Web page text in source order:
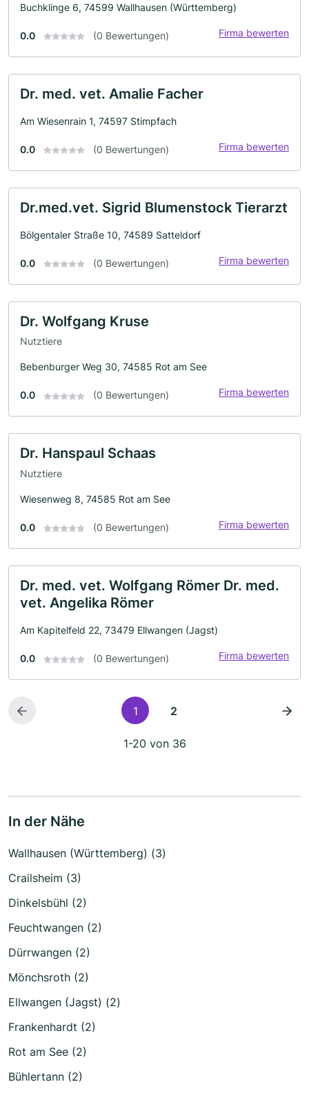
Buchklinge 6, 74599 Wallhausen (Württemberg)
0.0 (0 Bewertungen) Firma bewerten
Dr. med. vet. Amalie Facher
Am Wiesenrain 1, 74597 Stimpfach
0.0 (0 Bewertungen) Firma bewerten
Dr.med.vet. Sigrid Blumenstock Tierarzt
Bölgentaler Straße 10, 74589 Satteldorf
0.0 (0 Bewertungen) Firma bewerten
Dr. Wolfgang Kruse
Nutztiere
Bebenburger Weg 30, 74585 Rot am See
0.0 (0 Bewertungen) Firma bewerten
Dr. Hanspaul Schaas
Nutztiere
Wiesenweg 8, 74585 Rot am See
0.0 (0 Bewertungen) Firma bewerten
Dr. med. vet. Wolfgang Römer Dr. med.
vet. Angelika Römer
Am Kapitelfeld 22, 73479 Ellwangen (Jagst)
0.0 (0 Bewertungen) Firma bewerten
1 2
1-20 von 36
In der Nähe
Wallhausen (Württemberg) (3)
Crailsheim (3)
Dinkelsbühl (2)
Feuchtwangen (2)
Dürrwangen (2)
Mönchsroth (2)
Ellwangen (Jagst) (2)
Frankenhardt (2)
Rot am See (2)
Bühlertann (2)